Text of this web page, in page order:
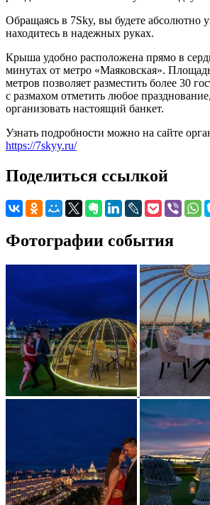
Обращаясь в 7Sky, вы будете абсолютно
находитесь в надежных руках.
Крыша удобно расположена прямо в
минутах от метро «Маяковская».
метров позволяет разместить более 30
с размахом отметить любое
организовать настоящий банкет.
Узнать подробности можно на сайте
https://7skyy.ru/
Поделиться ссылкой
Фотографии события